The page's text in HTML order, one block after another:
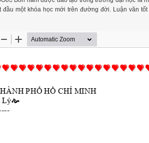
một khóa học mới trên đường đời. Luận văn